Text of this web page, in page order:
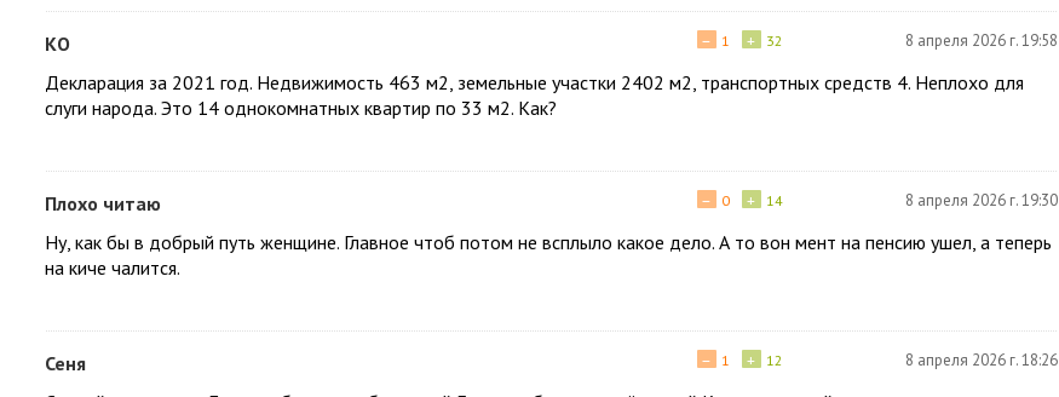
КО + 32
− 1 8 апреля 2026 г. 19:58
Декларация за 2021 год. Недвижимость 463 м2, земельные участки 2402 м2, транспортных средств 4. Неплохо для
слуги народа. Это 14 однокомнатных квартир по 33 м2. Как?
Плохо читаю + 14
− 0 8 апреля 2026 г. 19:30
Ну, как бы в добрый путь женщине. Главное чтоб потом не всплыло какое дело. А то вон мент на пенсию ушел, а теперь
на киче чалится.
Сеня + 12
− 1 8 апреля 2026 г. 18:26